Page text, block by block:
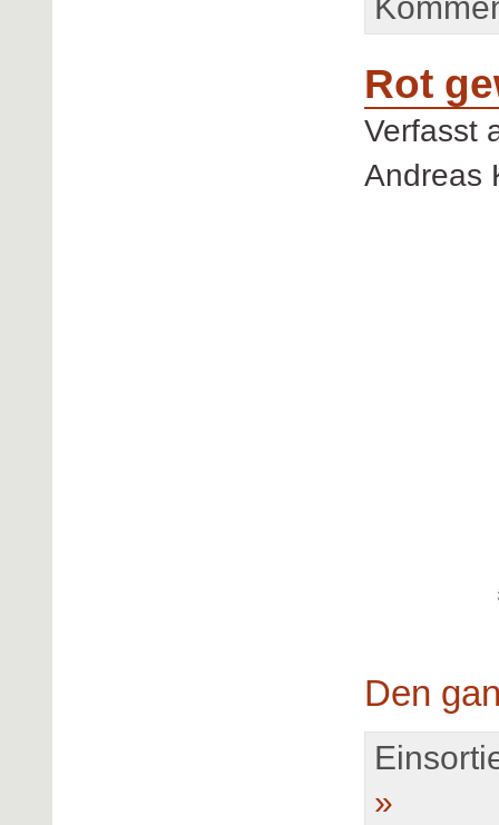
Rot
Verfasst
Andreas
Den
»